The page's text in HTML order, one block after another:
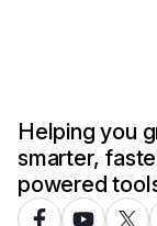
Helping you
smarter,
powered